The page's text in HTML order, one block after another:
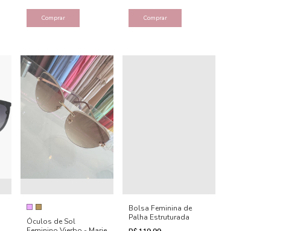
Comprar Comprar
Óculos de Sol
Bolsa Feminina de
Palha Estruturada